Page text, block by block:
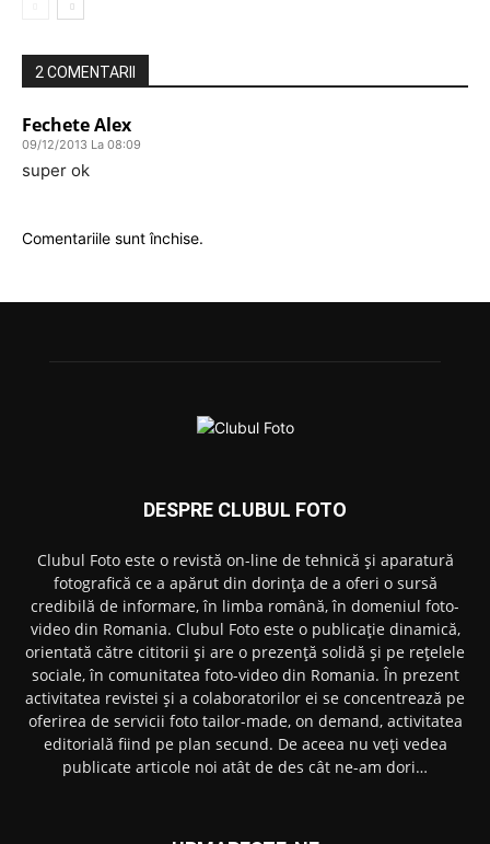
2 COMENTARII
Fechete Alex
09/12/2013 La 08:09
super ok
Comentariile sunt închise.
DESPRE CLUBUL FOTO
Clubul Foto este o revistă on-line de tehnică și aparatură
fotografică ce a apărut din dorința de a oferi o sursă
credibilă de informare, în limba română, în domeniul foto-
video din Romania. Clubul Foto este o publicație dinamică,
orientată către cititorii și are o prezență solidă și pe rețelele
sociale, în comunitatea foto-video din Romania. În prezent
activitatea revistei și a colaboratorilor ei se concentrează pe
oferirea de servicii foto tailor-made, on demand, activitatea
editorială fiind pe plan secund. De aceea nu veți vedea
publicate articole noi atât de des cât ne-am dori…